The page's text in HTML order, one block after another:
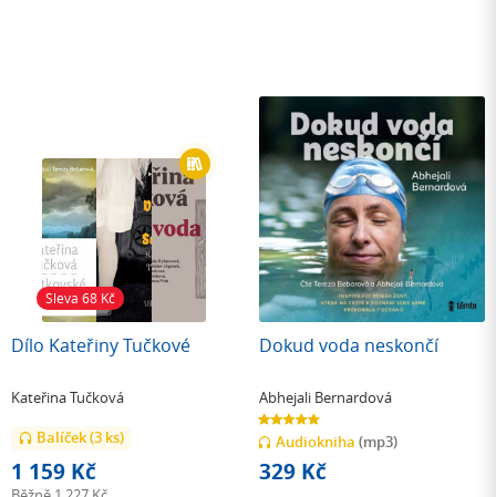
Sleva 68 Kč
Dílo Kateřiny Tučkové
Kateřina Tučková
Balíček (3 ks)
1 159 Kč
Dokud voda neskončí
Abhejali Bernardová
5.0
z
5
hvězdiček
Audiokniha (mp3)
329 Kč